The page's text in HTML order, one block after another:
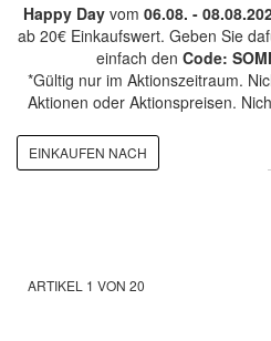
Happy Dayvom 06.08. -
ab 20€ Einkaufswert. Geben Sie
einfach den Code:
*Gültig nur im Aktionszeitraum.
Aktionen oder Aktionspreisen.
ARTIKEL 1 VON 20
EINKAUFEN NACH